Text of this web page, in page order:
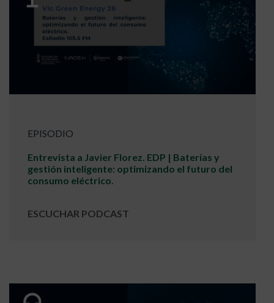
EPISODIO
Entrevista a Javier Florez. EDP | Baterías y
gestión inteligente: optimizando el futuro del
consumo eléctrico.
ESCUCHAR PODCAST